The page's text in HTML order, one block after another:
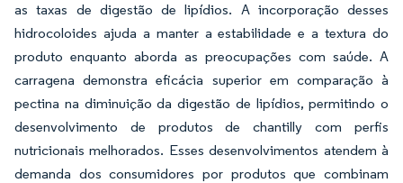
as taxas de digestão de lipídios. A incorporação desses
hidrocoloides ajuda a manter a estabilidade e a textura do
produto enquanto aborda as preocupações com saúde. A
carragena demonstra eficácia superior em comparação à
pectina na diminuição da digestão de lipídios, permitindo o
desenvolvimento de produtos de chantilly com perfis
nutricionais melhorados. Esses desenvolvimentos atendem à
demanda dos consumidores por produtos que combinam